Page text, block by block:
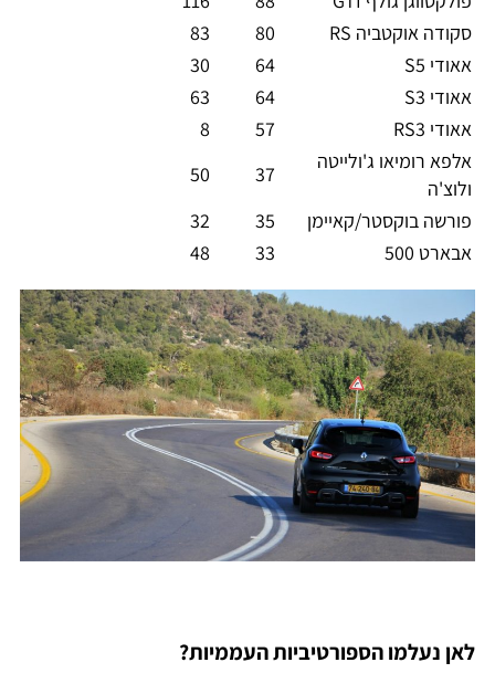
סקודה אוקטביה RS
80
83
אאודי S5
64
30
אאודי S3
64
63
אאודי RS3
57
8
אלפא רומיאו ג'ולייטה
ולוצ'ה
37
50
פורשה בוקסטר/קאיימן
35
32
אבארט 500
33
48
לאן נעלמו הספורטיביות העממיות?